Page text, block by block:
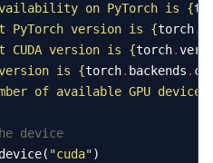
on PyTorch is {
PyTorch version is {torch.
CUDA version is {torch.
version is {torch. backends .
of available GPU
device
device( "cuda"